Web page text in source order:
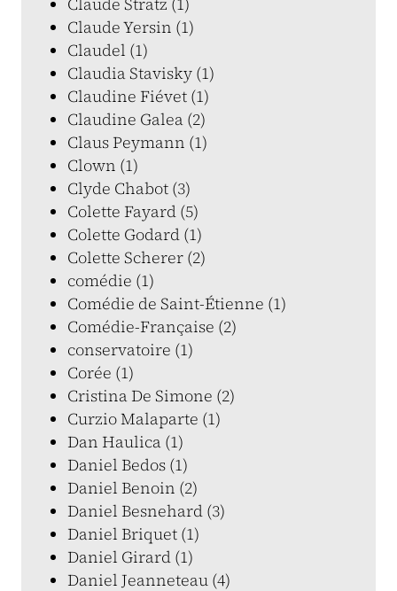
Claude Yersin (1)
Claudel (1)
Claudia Stavisky (1)
Claudine Fiévet (1)
Claudine Galea (2)
Claus Peymann (1)
Clown (1)
Clyde Chabot (3)
Colette Fayard (5)
Colette Godard (1)
Colette Scherer (2)
comédie (1)
Comédie de Saint-Étienne (1)
Comédie-Française (2)
conservatoire (1)
Corée (1)
Cristina De Simone (2)
Curzio Malaparte (1)
Dan Haulica (1)
Daniel Bedos (1)
Daniel Benoin (2)
Daniel Besnehard (3)
Daniel Briquet (1)
Daniel Girard (1)
Daniel Jeanneteau (4)